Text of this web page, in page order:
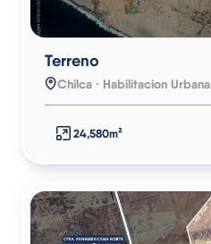
Terreno
Chilca · Habilitacion Urbana
24,580m²